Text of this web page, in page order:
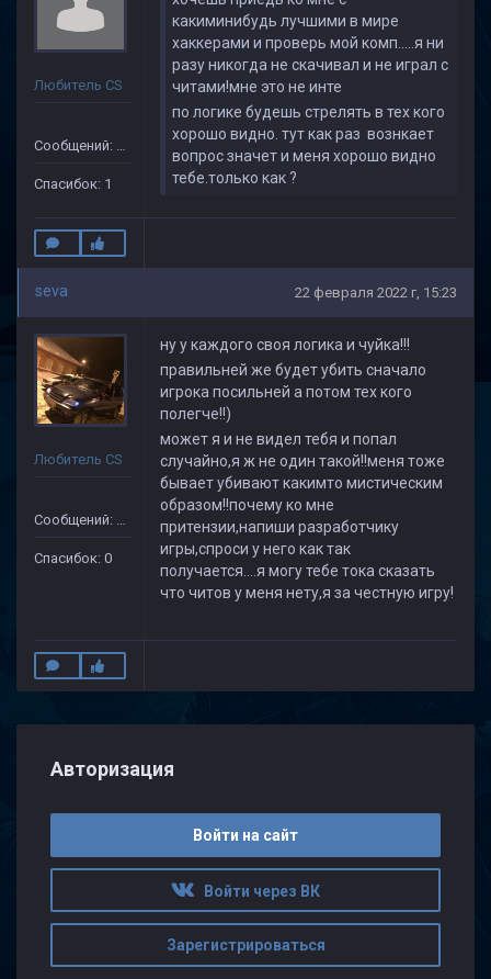
Любитель CS
Сообщений: 24
Спасибок: 1
какиминибудь лучшими в мире
хаккерами и проверь мой комп.....я ни
разу никогда не скачивал и не играл с
читами!мне это не инте
по логике будешь стрелять в тех кого
хорошо видно. тут как раз вознкает
вопрос значет и меня хорошо видно
тебе.только как ?
seva 22 февраля 2022 г, 15:23
Любитель CS
Сообщений: 49
Спасибок: 0
ну у каждого своя логика и чуйка!!!
правильней же будет убить сначало
игрока посильней а потом тех кого
полегче!!)
может я и не видел тебя и попал
случайно,я ж не один такой!!меня тоже
бывает убивают какимто мистическим
образом!!почему ко мне
притензии,напиши разработчику
игры,спроси у него как так
получается....я могу тебе тока сказать
что читов у меня нету,я за честную игру!
Авторизация
Войти на сайт
Войти через ВК
Зарегистрироваться